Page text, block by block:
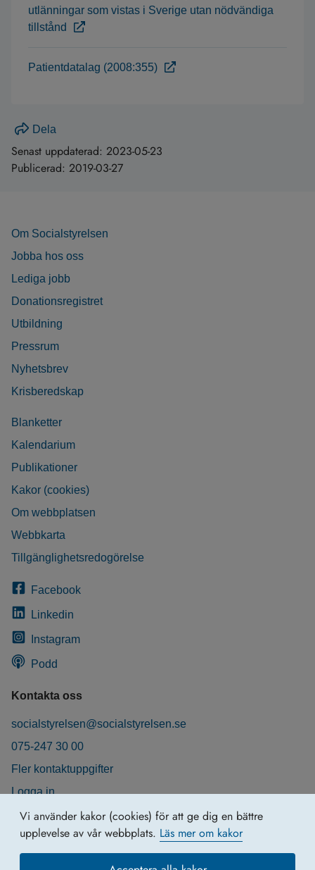
Vi använder kakor (cookies) för att ge dig en bättre
upplevelse av vår webbplats. Läs mer om kakor
utlänningar som vistas i Sverige utan nödvändiga
tillstånd
Patientdatalag (2008:355)
Dela
Senast uppdaterad: 2023-05-23
Publicerad: 2019-03-27
Om Socialstyrelsen
Jobba hos oss
Lediga jobb
Donationsregistret
Utbildning
Pressrum
Nyhetsbrev
Krisberedskap
Blanketter
Kalendarium
Publikationer
Kakor (cookies)
Om webbplatsen
Webbkarta
Tillgänglighetsredogörelse
Facebook
Linkedin
Instagram
Podd
Kontakta oss
socialstyrelsen@socialstyrelsen.se
075-247 30 00
Fler kontaktuppgifter
Logga in
Behandling av personuppgifter